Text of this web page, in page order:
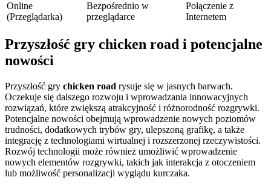
Online
(Przeglądarka)
Bezpośrednio w
przeglądarce
Połączenie z
Internetem
Przyszłość gry chicken road i potencjalne
nowości
Przyszłość gry chicken road rysuje się w jasnych barwach.
Oczekuje się dalszego rozwoju i wprowadzania innowacyjnych
rozwiązań, które zwiększą atrakcyjność i różnorodność rozgrywki.
Potencjalne nowości obejmują wprowadzenie nowych poziomów
trudności, dodatkowych trybów gry, ulepszoną grafikę, a także
integrację z technologiami wirtualnej i rozszerzonej rzeczywistości.
Rozwój technologii może również umożliwić wprowadzenie
nowych elementów rozgrywki, takich jak interakcja z otoczeniem
lub możliwość personalizacji wyglądu kurczaka.